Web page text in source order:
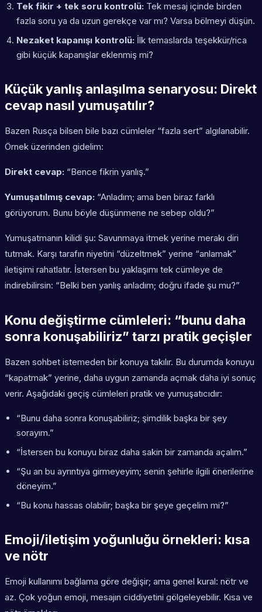
Tek fikir + tek soru kontrolü: Tek mesaj içinde birden
fazla soru ya da uzun gerekçe var mı? Varsa bölmeyi düşün.
Nezaket kapanışı kontrolü: İlk temaslarda teşekkür/rica
gibi küçük kapanışlar eklenmiş mi?
Küçük yanlış anlaşılma senaryosu: Direkt
cevap nasıl yumuşatılır?
Bazen Rusça bilsen bile bazı cümleler “fazla sert” algılanabilir.
Örnek üzerinden gidelim:
Direkt cevap: “Bence fikrin yanlış.”
Yumuşatılmış cevap: “Anladım; ama ben biraz farklı
görüyorum. Bunu böyle düşünmene ne sebep oldu?”
Yumuşatmanın kilidi şu: Savunmaya itmek yerine merakı diri
tutmak. Karşı tarafın niyetini “düzeltmek” yerine “anlamak”
iletişimi rahatlatır. İstersen bu yaklaşımı tek cümleye de
indirebilirsin: “Belki ben yanlış anladım; doğru ifade şu mu?”
Konu değiştirme cümleleri: “bunu daha
sonra konuşabiliriz” tarzı pratik geçişler
Bazen sohbet istemeden bir konuya takılır. Bu durumda konuyu
“kapatmak” yerine, daha uygun zamanda açmak daha iyi sonuç
verir. Aşağıdaki geçiş cümleleri pratik ve yumuşatıcıdır:
“Bunu daha sonra konuşabiliriz; şimdilik başka bir şey
sorayım.”
“İstersen bu konuyu biraz daha sakin bir zamanda açalım.”
“Şu an bu ayrıntıya girmeyeyim; senin şehirle ilgili önerilerine
döneyim.”
“Bu konu hassas olabilir; başka bir şeye geçelim mi?”
Emoji/iletişim yoğunluğu örnekleri: kısa
ve nötr
Emoji kullanımı bağlama göre değişir; ama genel kural: nötr ve
az. Çok yoğun emoji, mesajın ciddiyetini gölgeleyebilir. Kısa ve